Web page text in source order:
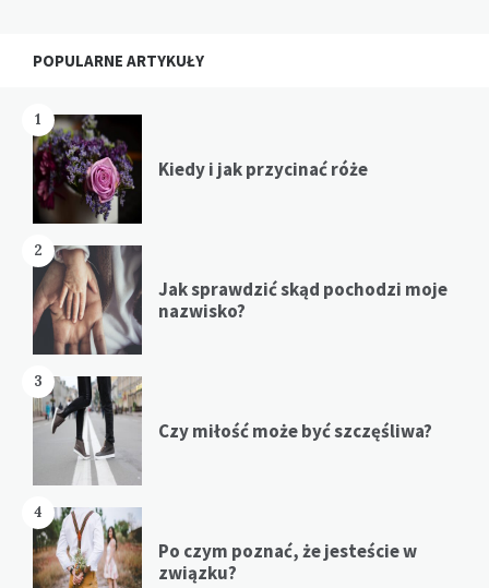
POPULARNE ARTYKUŁY
1
Kiedy i jak przycinać róże
2
Jak sprawdzić skąd pochodzi moje
nazwisko?
3
Czy miłość może być szczęśliwa?
4
Po czym poznać, że jesteście w
związku?